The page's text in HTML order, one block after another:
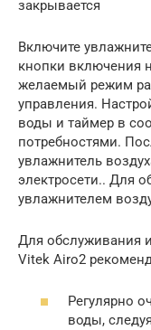
закрывается
Включите
кнопки включения
желаемый режим
управления.
воды и таймер в
потребностями.
увлажнитель
электросети.. Для
увлажнителем
Для обслуживания
Vitek Airo2
Регулярно
воды,